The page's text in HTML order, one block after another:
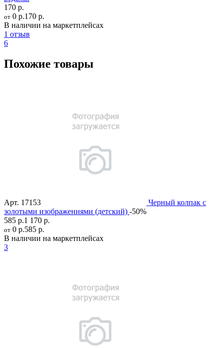
170 р.
от 0 р.170 р.
В наличии на маркетплейсах
1 отзыв
6
Похожие товары
Арт. 17153
Черный колпак с
золотыми изображениями (детский) -50%
585 р.1 170 р.
от 0 р.585 р.
В наличии на маркетплейсах
3